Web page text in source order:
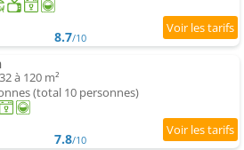
8.7/10
à 120 m²
(total 10 personnes)
7.8/10